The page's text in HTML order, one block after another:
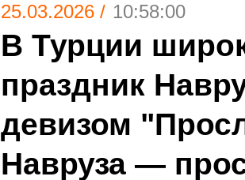
25.03.2026 / 10:58:00
В Турции
праздник
девизом
Навруза —